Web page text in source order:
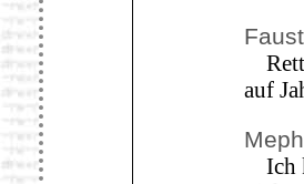
auf
Ich